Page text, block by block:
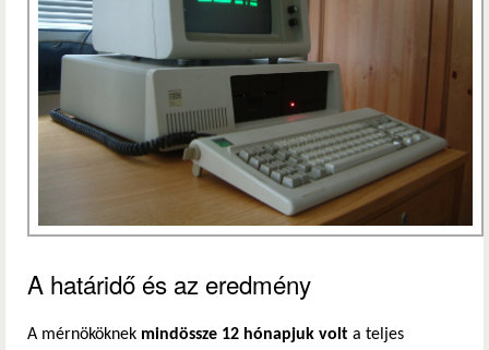
A határidő és az eredmény
A mérnököknek mindössze 12 hónapjuk volt a teljes